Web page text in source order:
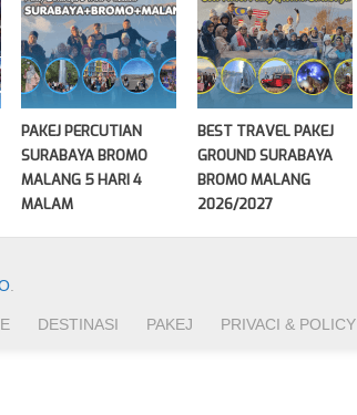
PAKEJ PERCUTIAN
SURABAYA BROMO
MALANG 5 HARI 4
MALAM
BEST TRAVEL PAKEJ
GROUND SURABAYA
BROMO MALANG
2026/2027
.
DESTINASI PAKEJ PRIVACI & POLICY